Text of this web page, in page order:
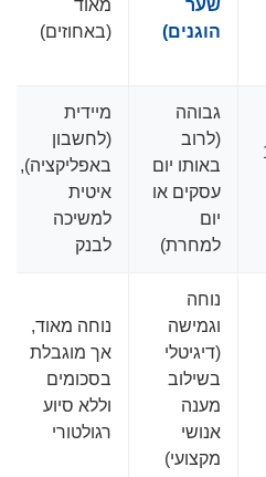
שער
הוגנים)
מאוד
(באחוזים)
גבוהה
(לרוב
באותו יום
עסקים או
יום
למחרת)
מיידית
(לחשבון
באפליקציה),
איטית
למשיכה
לבנק
נוחה
וגמישה
(דיגיטלי
בשילוב
מענה
אנושי
מקצועי)
נוחה מאוד,
אך מוגבלת
בסכומים
וללא סיוע
רגולטורי